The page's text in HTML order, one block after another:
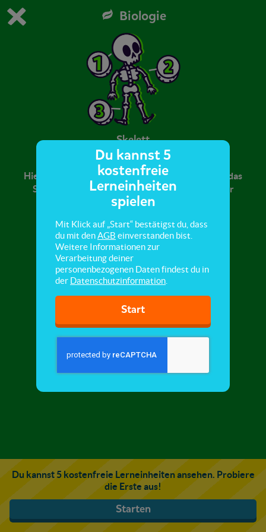
Du spielst die kostenfreie Testversion von scoyo.
Jetzt bestellen
0
Biologie
Skelett
Hier bekommst du einen Überblick darüber, wie das
Skelett des Menschen aufgebaut ist und was für
Aufgaben die einzelnen Knochen haben.
Du kannst 5 kostenfreie Lerneinheiten ansehen. Probiere
die Erste aus!
Starten
Du kannst 5
kostenfreie
Lerneinheiten
spielen
Mit Klick auf „Start“ bestätigst du, dass
du mit denAGB einverstanden bist.
Weitere Informationen zur
Verarbeitung deiner
personenbezogenen Daten findest du in
der Datenschutzinformation
Start